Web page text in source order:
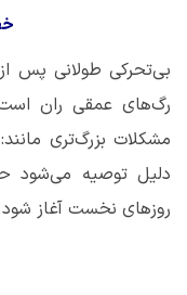
بی‌تحرکی طولانی پس
رگ‌های عمقی ران
مشکلات بزرگ‌تری
دلیل توصیه می‌شود
روزهای نخست آغاز